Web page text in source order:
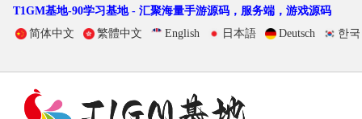
T1GM基地-90学习基地 - 汇聚海量手游源码，服务端，游戏源码
简体中文
繁體中文 English 日本語 Deutsch 한